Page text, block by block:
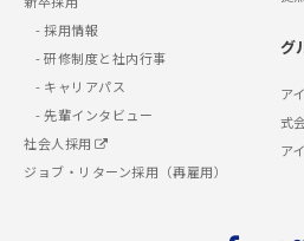
- 採用情報
- 研修制度と社内行事
- キャリアパス
- 先輩インタビュー
社会人採用
ジョブ・リターン採用（再雇用）
グ
ア
式
ア